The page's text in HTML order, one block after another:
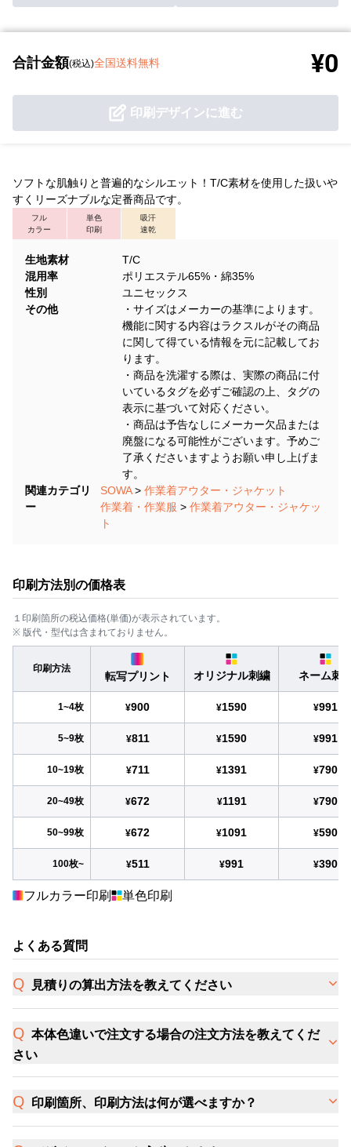
合計金額(税込)全国送料無料 ¥0
印刷デザインに進む
ソフトな肌触りと普遍的なシルエット！T/C素材を使用した扱いや
すくリーズナブルな定番商品です。
フル
カラー
単色
印刷
吸汗
速乾
生地素材
T/C
混用率
ポリエステル65%・綿35%
性別
ユニセックス
その他
・サイズはメーカーの基準によります。
機能に関する内容はラクスルがその商品
に関して得ている情報を元に記載してお
ります。
・商品を洗濯する際は、実際の商品に付
いているタグを必ずご確認の上、タグの
表示に基づいて対応ください。
・商品は予告なしにメーカー欠品または
廃盤になる可能性がございます。予めご
了承くださいますようお願い申し上げま
す。
関連カテゴリ
ー
SOWA> 作業着アウター・ジャケット
作業着・作業服 > 作業着アウター・ジャケッ
ト
印刷方法別の価格表
１印刷箇所の税込価格(単価)が表示されています。
※ 版代・型代は含まれておりません。
印刷方法
転写プリント オリジナル刺繍 ネーム刺
1~4枚 ¥900 ¥1590 ¥991
5~9枚 ¥811 ¥1590 ¥991
10~19枚 ¥711 ¥1391 ¥790
20~49枚 ¥672 ¥1191 ¥790
50~99枚 ¥672 ¥1091 ¥590
100枚~ ¥511 ¥991 ¥390
フルカラー印刷 単色印刷
よくある質問
見積りの算出方法を教えてください
本体色違いで注文する場合の注文方法を教えてくだ
さい
印刷箇所、印刷方法は何が選べますか？